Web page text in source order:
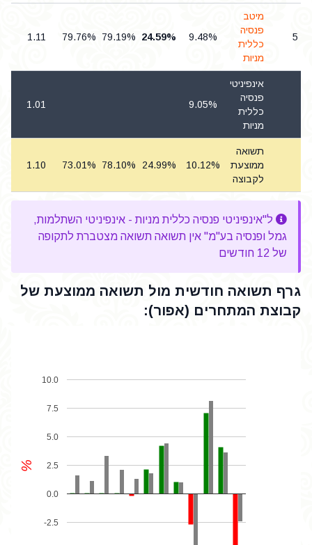
5
מיטב
פנסיה
כללית
מניות
9.48%
24.59%
79.19%
79.76%
1.11
אינפיניטי
פנסיה
כללית
מניות
9.05%
1.01
תשואה
ממוצעת
לקבוצה
10.12%
24.99%
78.10%
73.01%
1.10
ל"אינפיניטי פנסיה כללית מניות - אינפיניטי השתלמות,
גמל ופנסיה בע"מ" אין תשואה תשואה מצטברת לתקופה
של 12 חודשים
גרף תשואה חודשית מול תשואה ממוצעת של
קבוצת המתחרים (אפור):
-2.5
0.0
2.5
5.0
7.5
10.0
%